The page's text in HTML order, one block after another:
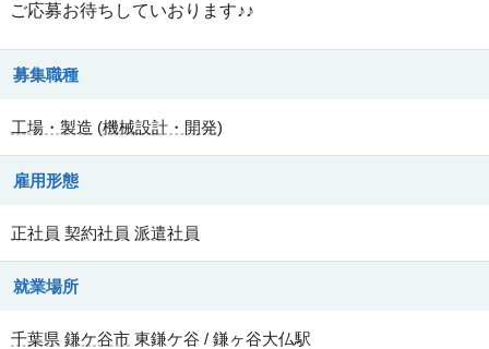
ご応募お待ちしていおります♪♪
募集職種
工場・製造 (機械設計・開発)
雇用形態
正社員 契約社員 派遣社員
就業場所
千葉県 鎌ケ谷市 東鎌ケ谷 / 鎌ヶ谷大仏駅